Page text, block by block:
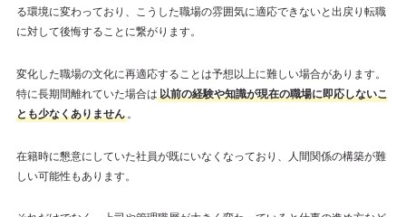
る環境に変わっており、こうした職場の雰囲気に適応できないと出戻り転職
に対して後悔することに繋がります。
変化した職場の文化に再適応することは予想以上に難しい場合があります。
特に長期間離れていた場合は 以前の経験や知識が現在の職場に即応しないこ
とも少なくありません。
在籍時に懇意にしていた社員が既にいなくなっており、人間関係の構築が難
しい可能性もあります。